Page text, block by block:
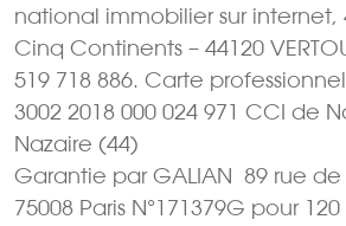
national immobilier sur internet,
Cinq Continents – 44120
519 718 886. Carte
3002 2018 000 024 971 CCI de
Nazaire (44)
Garantie par GALIAN  89 rue
75008 Paris N°171379G pour 120